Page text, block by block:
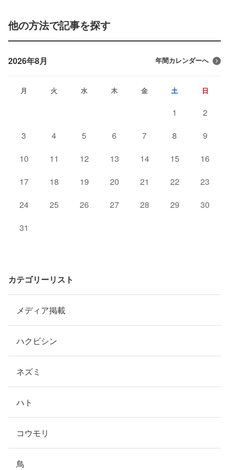
他の方法で記事を探す
2026年8月 年間カレンダーへ
月 火 水 木 金 土 日
1
2
3
4 5 6 7 8
9
10
11 12 13 14 15
16
17
18 19 20 21 22
23
24
25 26 27 28 29
30
31
カテゴリーリスト
メディア掲載
ハクビシン
ネズミ
ハト
コウモリ
鳥